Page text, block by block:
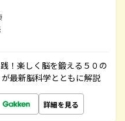
！楽しく脳を鍛える５０の
最新脳科学とともに解説
詳細を見る